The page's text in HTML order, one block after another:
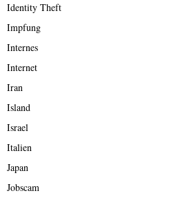
Identity Theft
Impfung
Internes
Internet
Iran
Island
Israel
Italien
Japan
Jobscam